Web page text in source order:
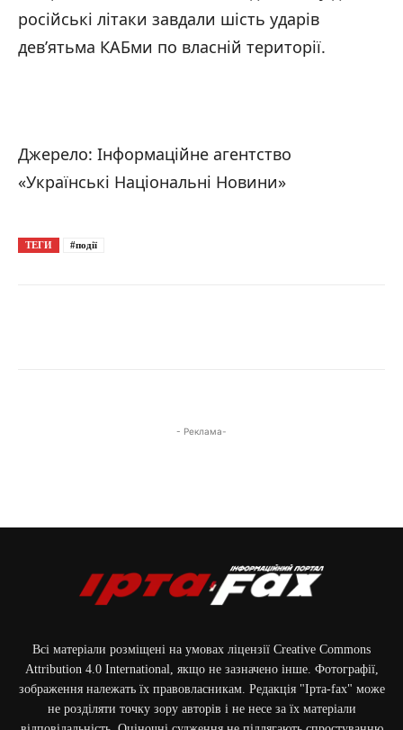
російські літаки завдали шість ударів
дев’ятьма КАБми по власній території.
Джерело: Інформаційне агентство
«Українські Національні Новини»
ТЕГИ #події
- Реклама-
Всі матеріали розміщені на умовах ліцензії Creative Commons
Attribution 4.0 International, якщо не зазначено інше. Фотографії,
зображення належать їх правовласникам. Редакція "Ірта-fax" може
не розділяти точку зору авторів і не несе за їх матеріали